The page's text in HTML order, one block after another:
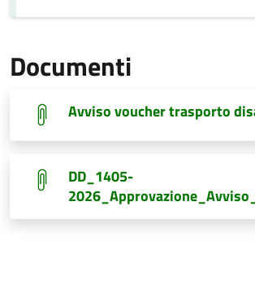
Documenti
Avviso voucher trasporto
DD_1405-